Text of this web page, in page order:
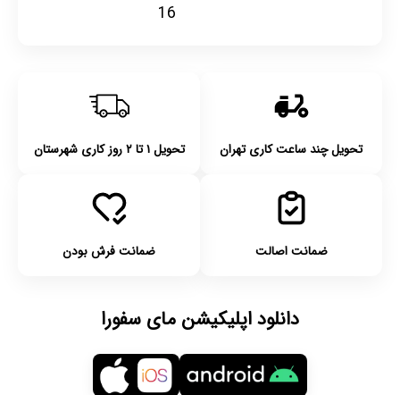
16
تحویل چند ساعت کاری تهران تحویل ۱ تا ۲ روز کاری شهرستان
ضمانت اصالت ضمانت فرش بودن
دانلود اپلیکیشن مای سفورا